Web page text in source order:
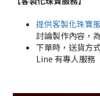
提供客製化珠寶
討論製作內容，
下單時，送貨方
Line 有專人服務